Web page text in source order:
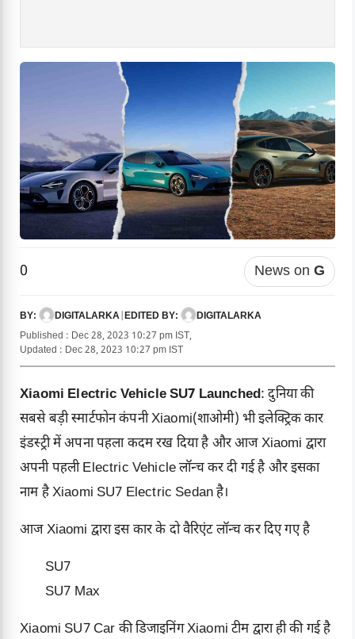
0 News on G
BY: DIGITALARKA EDITED BY:
DIGITALARKA
Published : Dec 28, 2023 10:27 pm IST,
Updated : Dec 28, 2023 10:27 pm IST
Xiaomi Electric Vehicle SU7 Launched: दुनिया की
सबसे बड़ी स्मार्टफोन कंपनी Xiaomi(शाओमी) भी इलेक्ट्रिक कार
इंडस्ट्री में अपना पहला कदम रख दिया है और आज Xiaomi द्वारा
अपनी पहली Electric Vehicle लॉन्च कर दी गई है और इसका
नाम है Xiaomi SU7 Electric Sedan है।
आज Xiaomi द्वारा इस कार के दो वैरिएंट लॉन्च कर दिए गए है
SU7
SU7 Max
Xiaomi SU7 Car की डिजाइनिंग Xiaomi टीम द्वारा ही की गई है